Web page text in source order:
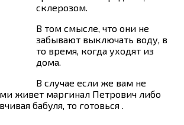
склерозом.
В том смысле, что они не
забывают выключать воду, в
то время, когда уходят из
дома.
В случае если же вам не
живет маргинал Петрович либо
бабуля, то готовься .